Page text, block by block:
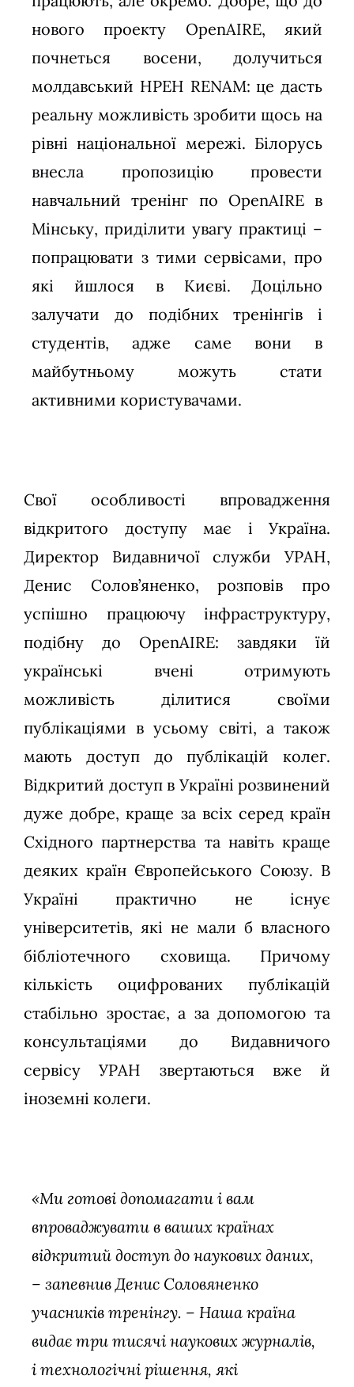
нового проекту OpenAIRE, який
почнеться восени, долучиться
молдавський НРЕН RENAM: це дасть
реальну можливість зробити щось на
рівні національної мережі. Білорусь
внесла пропозицію провести
навчальний тренінг по OpenAIRE в
Мінську, приділити увагу практиці –
попрацювати з тими сервісами, про
які йшлося в Києві. Доцільно
залучати до подібних тренінгів і
студентів, адже саме вони в
майбутньому можуть стати
активними користувачами.
Свої особливості впровадження
відкритого доступу має і Україна.
Директор Видавничої служби УРАН,
Денис Солов’яненко, розповів про
успішно працюючу інфраструктуру,
подібну до OpenAIRE: завдяки їй
українські вчені отримують
можливість ділитися своїми
публікаціями в усьому світі, а також
мають доступ до публікацій колег.
Відкритий доступ в Україні розвинений
дуже добре, краще за всіх серед країн
Східного партнерства та навіть краще
деяких країн Європейського Союзу. В
Україні практично не існує
університетів, які не мали б власного
бібліотечного сховища. Причому
кількість оцифрованих публікацій
стабільно зростає, а за допомогою та
консультаціями до Видавничого
сервісу УРАН звертаються вже й
іноземні колеги.
«Ми готові допомагати і вам
впроваджувати в ваших країнах
відкритий доступ до наукових даних,
– запевнив Денис Соловяненко
учасників тренінгу. – Наша країна
видає три тисячі наукових журналів,
і технологічні рішення, які